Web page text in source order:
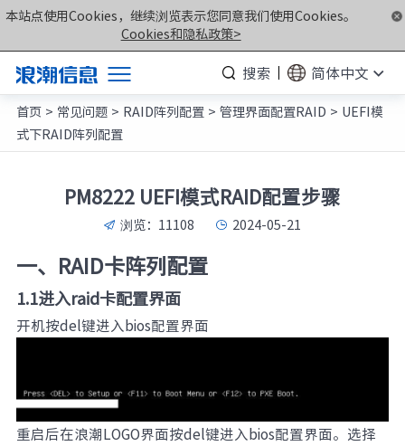
本站点使用Cookies，继续浏览表示您同意我们使用Cookies。
Cookies和隐私政策>
搜索
简体中文
产品
解决方案
合作伙伴
联合创新平台
关于我们
计算产业洞察
元脑品牌升级公告
首页> 常见问题 > RAID阵列配置 > 管理界面配置RAID > UEFI模
式下RAID阵列配置
PM8222 UEFI模式RAID配置步骤
浏览： 11108 2024-05-21
一、RAID卡阵列配置
1.1进入raid卡配置界面
开机按del键进入bios配置界面
重启后在浪潮LOGO界面按del键进入bios配置界面。选择